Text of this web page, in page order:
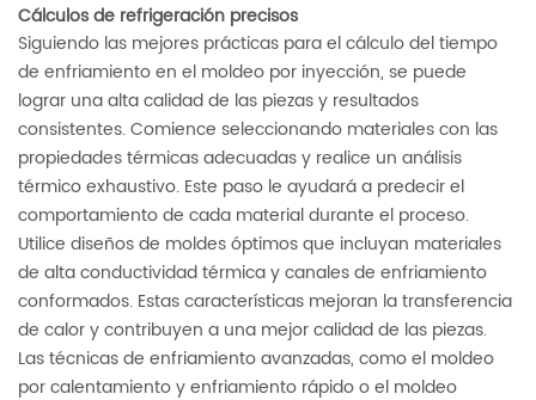
Cálculos de refrigeración precisos
Siguiendo las mejores prácticas para el cálculo del tiempo
de enfriamiento en el moldeo por inyección, se puede
lograr una alta calidad de las piezas y resultados
consistentes. Comience seleccionando materiales con las
propiedades térmicas adecuadas y realice un análisis
térmico exhaustivo. Este paso le ayudará a predecir el
comportamiento de cada material durante el proceso.
Utilice diseños de moldes óptimos que incluyan materiales
de alta conductividad térmica y canales de enfriamiento
conformados. Estas características mejoran la transferencia
de calor y contribuyen a una mejor calidad de las piezas.
Las técnicas de enfriamiento avanzadas, como el moldeo
por calentamiento y enfriamiento rápido o el moldeo